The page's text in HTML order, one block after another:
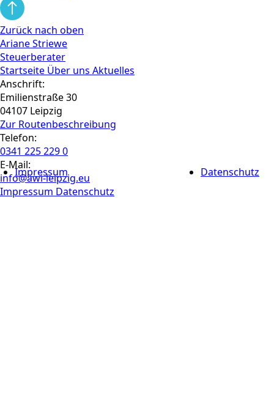
Impressum Datenschutz
Zurück nach oben
Ariane Striewe
Steuerberater
Startseite Über uns Aktuelles
Anschrift:
Emilienstraße 30
04107 Leipzig
Zur Routen­beschreibung
Telefon:
0341 225 229 0
E-Mail:
info@awi-leipzig.eu
Impressum Datenschutz